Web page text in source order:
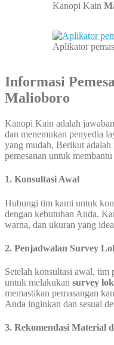
Kanopi Kain
Aplikator
Informasi
Malioboro
Kanopi Kain adalah
dan menemukan penyedia
yang mudah, Berikut
pemesanan untuk
1. Konsultasi Awal
Hubungi tim kami untuk
dengan kebutuhan Anda.
warna, dan ukuran yang
2. Penjadwalan Survey
Setelah konsultasi awal, tim
untuk melakukan survey
memastikan pemasangan
Anda inginkan dan sesuai
3. Rekomendasi Material